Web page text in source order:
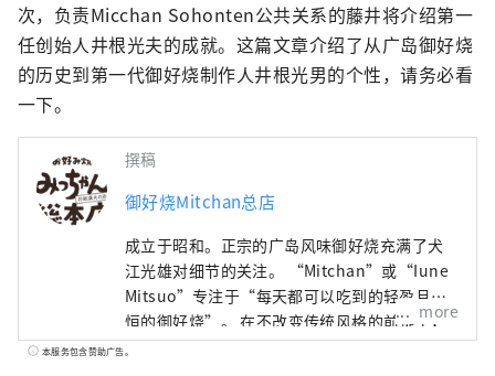
次，负责Micchan Sohonten公共关系的藤井将介绍第一
任创始人井根光夫的成就。这篇文章介绍了从广岛御好烧
的历史到第一代御好烧制作人井根光男的个性，请务必看
一下。
撰稿
御好烧Mitchan总店
成立于昭和。正宗的广岛风味御好烧充满了犬
江光雄对细节的关注。 “Mitchan”或“Iune
Mitsuo”专注于“每天都可以吃到的轻盈且永
恒的御好烧”。 在不改变传统风格的前提下，
继续保留广岛风味御好烧的原汁原味。
more
本服务包含赞助广告。